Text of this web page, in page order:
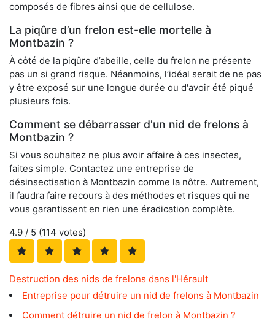
composés de fibres ainsi que de cellulose.
La piqûre d’un frelon est-elle mortelle à
Montbazin ?
À côté de la piqûre d’abeille, celle du frelon ne présente
pas un si grand risque. Néanmoins, l’idéal serait de ne pas
y être exposé sur une longue durée ou d'avoir été piqué
plusieurs fois.
Comment se débarrasser d'un nid de frelons à
Montbazin ?
Si vous souhaitez ne plus avoir affaire à ces insectes,
faites simple. Contactez une entreprise de
désinsectisation à Montbazin comme la nôtre. Autrement,
il faudra faire recours à des méthodes et risques qui ne
vous garantissent en rien une éradication complète.
4.9 / 5 (114 votes)
Destruction des nids de frelons dans l'Hérault
Entreprise pour détruire un nid de frelons à Montbazin
Comment détruire un nid de frelon à Montbazin ?